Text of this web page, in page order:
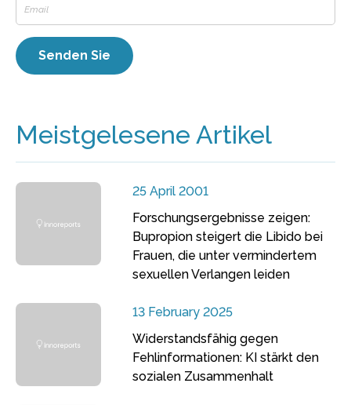
Meistgelesene Artikel
25 April 2001
Forschungsergebnisse zeigen:
Bupropion steigert die Libido bei
Frauen, die unter vermindertem
sexuellen Verlangen leiden
13 February 2025
Widerstandsfähig gegen
Fehlinformationen: KI stärkt den
sozialen Zusammenhalt